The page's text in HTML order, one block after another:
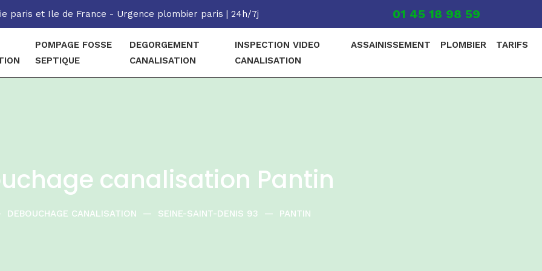
paris et Ile de France - Urgence plombier paris | 24h/7j 01 45 18 98 59
POMPAGE FOSSE
SEPTIQUE
DEGORGEMENT
CANALISATION
INSPECTION VIDEO
CANALISATION
ASSAINISSEMENT PLOMBIER TARIFS
canalisation Pantin
DEBOUCHAGE CANALISATION — SEINE-SAINT-DENIS 93 — PANTIN